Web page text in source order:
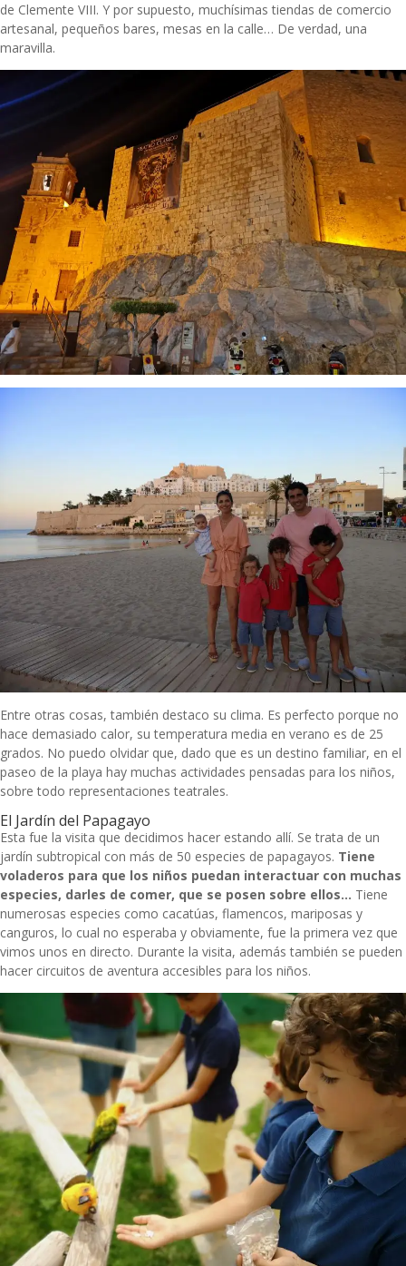
de Clemente VIII. Y por supuesto, muchísimas tiendas de comercio
artesanal, pequeños bares, mesas en la calle… De verdad, una
maravilla.
Entre otras cosas, también destaco su clima. Es perfecto porque no
hace demasiado calor, su temperatura media en verano es de 25
grados. No puedo olvidar que, dado que es un destino familiar, en el
paseo de la playa hay muchas actividades pensadas para los niños,
sobre todo representaciones teatrales.
El Jardín del Papagayo
Esta fue la visita que decidimos hacer estando allí. Se trata de un
jardín subtropical con más de 50 especies de papagayos. Tiene
voladeros para que los niños puedan interactuar con muchas
especies, darles de comer, que se posen sobre ellos… Tiene
numerosas especies como cacatúas, flamencos, mariposas y
canguros, lo cual no esperaba y obviamente, fue la primera vez que
vimos unos en directo. Durante la visita, además también se pueden
hacer circuitos de aventura accesibles para los niños.